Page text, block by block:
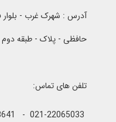
آدرس : شهرک غرب - بلوار
حافظی - پلاک - طبقه دوم
تلفن های تماس: